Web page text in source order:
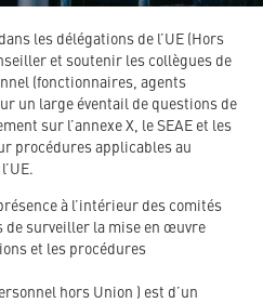
les délégations de l’UE (Hors
et soutenir les collègues de
(fonctionnaires, agents
un large éventail de questions de
sur l’annexe X, le SEAE et les
procédures applicables au
à l’intérieur des comités
de surveiller la mise en œuvre
et les procédures
hors Union ) est d’un